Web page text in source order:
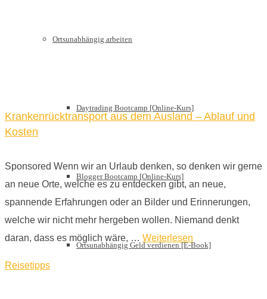
Ortsunabhängig arbeiten
Daytrading Bootcamp [Online-Kurs]
Blogger Bootcamp [Online-Kurs]
Ortsunabhängig Geld verdienen [E-Book]
Krankenrücktransport aus dem Ausland – Ablauf und
Kosten
Sponsored Wenn wir an Urlaub denken, so denken wir gerne
an neue Orte, welche es zu entdecken gibt, an neue,
spannende Erfahrungen oder an Bilder und Erinnerungen,
welche wir nicht mehr hergeben wollen. Niemand denkt
daran, dass es möglich wäre, … Weiterlesen
Reisetipps